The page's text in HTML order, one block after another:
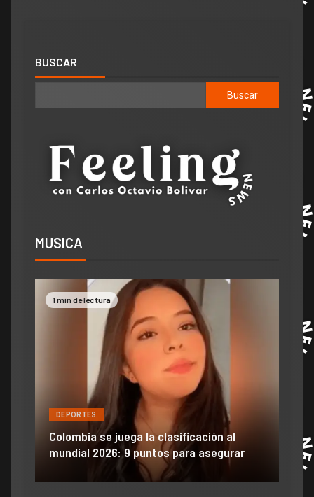
BUSCAR
Buscar
MUSICA
1 min de lectura
DEPORTES
Colombia se juega la clasificación al
mundial 2026: 9 puntos para asegurar